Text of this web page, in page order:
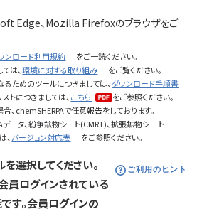
Edge、Mozilla Firefoxのブラウザをご
ンロード利用規約
をご一読ください。
は、環境に対する取り組み
をご覧ください。
ためのツールにつきましては、 ダウンロード手順書
トにつきましては、 こちら
をご参照ください。
chemSHERPAで任意報告をしております。
ータ、紛争鉱物シート(CMRT)、拡張鉱物シー ト
、 バージョン対応表 をご参照ください。
選択してください。
員ログインされている
す。会員ログインの
ご利用のヒント